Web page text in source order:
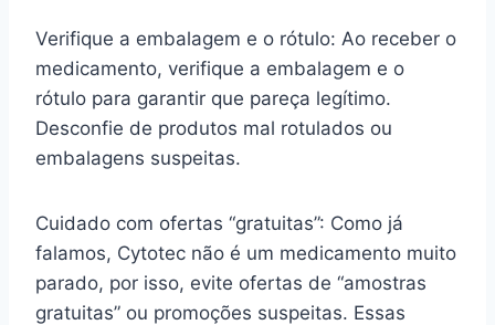
Verifique a embalagem e o rótulo: Ao receber o
medicamento, verifique a embalagem e o
rótulo para garantir que pareça legítimo.
Desconfie de produtos mal rotulados ou
embalagens suspeitas.
Cuidado com ofertas “gratuitas”: Como já
falamos, Cytotec não é um medicamento muito
parado, por isso, evite ofertas de “amostras
gratuitas” ou promoções suspeitas. Essas